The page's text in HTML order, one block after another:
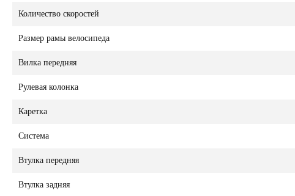
Количество скоростей
Размер рамы велосипеда
Вилка передняя
Рулевая колонка
Каретка
Система
Втулка передняя
Втулка задняя